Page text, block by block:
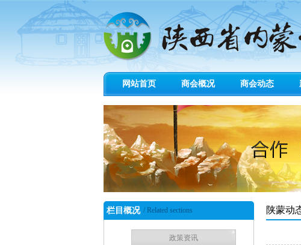
网站首页 商会概况 商会动态
栏目概况 / Related sections
政策资讯
陕蒙动